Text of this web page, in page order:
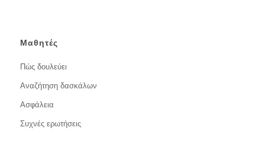
Μαθητές
Πώς δουλεύει
Αναζήτηση δασκάλων
Ασφάλεια
Συχνές ερωτήσεις